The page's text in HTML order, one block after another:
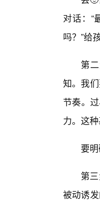
对话：“
吗？”给
第
知。我
节奏。
力。这
要
第
被动诱